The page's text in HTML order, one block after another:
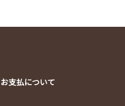
お支払について